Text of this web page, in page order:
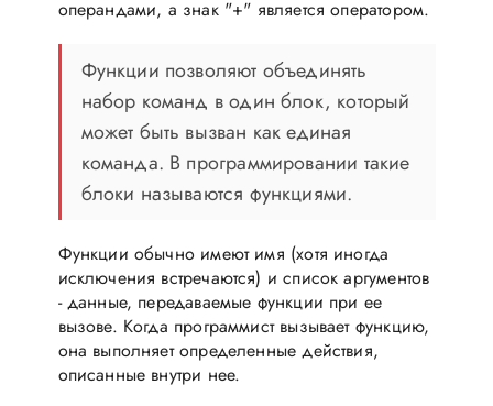
операндами, а знак "+" является оператором.
Функции позволяют объединять
набор команд в один блок, который
может быть вызван как единая
команда. В программировании такие
блоки называются функциями.
Функции обычно имеют имя (хотя иногда
исключения встречаются) и список аргументов
- данные, передаваемые функции при ее
вызове. Когда программист вызывает функцию,
она выполняет определенные действия,
описанные внутри нее.